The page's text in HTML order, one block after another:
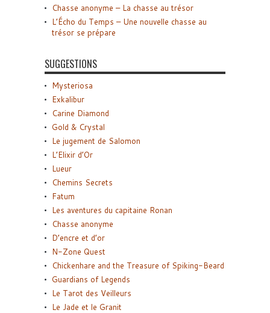
Chasse anonyme – La chasse au trésor
L’Écho du Temps – Une nouvelle chasse au
trésor se prépare
SUGGESTIONS
Mysteriosa
Exkalibur
Carine Diamond
Gold & Crystal
Le jugement de Salomon
L’Elixir d’Or
Lueur
Chemins Secrets
Fatum
Les aventures du capitaine Ronan
Chasse anonyme
D’encre et d’or
N-Zone Quest
Chickenhare and the Treasure of Spiking-Beard
Guardians of Legends
Le Tarot des Veilleurs
Le Jade et le Granit